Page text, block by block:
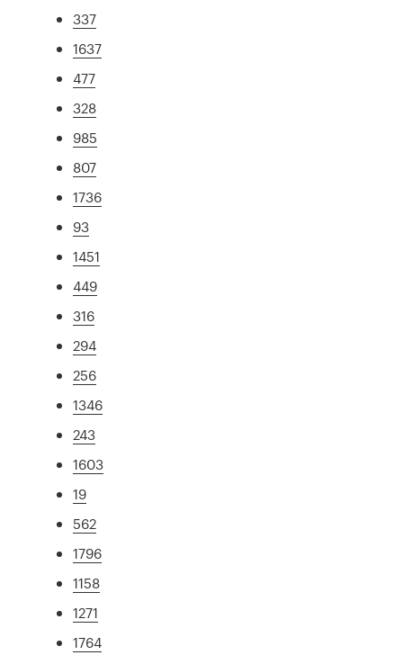
337
1637
477
328
985
807
1736
93
1451
449
316
294
256
1346
243
1603
19
562
1796
1158
1271
1764